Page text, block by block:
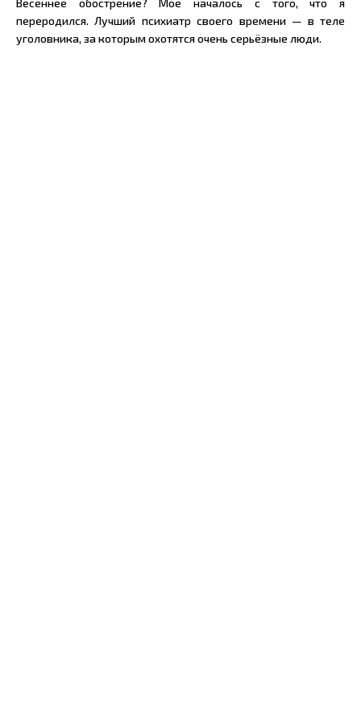
Весеннее обострение? Моё началось с того, что я
переродился. Лучший психиатр своего времени — в теле
уголовника, за которым охотятся очень серьёзные люди.